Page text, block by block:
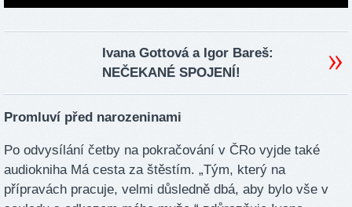
Ivana Gottová a Igor Bareš:
NEČEKANÉ SPOJENÍ!
Promluví před narozeninami
Po odvysílání četby na pokračování v ČRo vyjde také
audiokniha Má cesta za štěstím. „Tým, který na
přípravách pracuje, velmi důsledně dbá, aby bylo vše v